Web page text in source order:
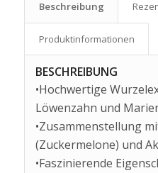
Beschreibung
Produkt­informationen
BESCHREIBUNG
•Hochwertige
Löwenzahn und
•Zusammenstellung
(Zuckermelone) und
•Faszinierende